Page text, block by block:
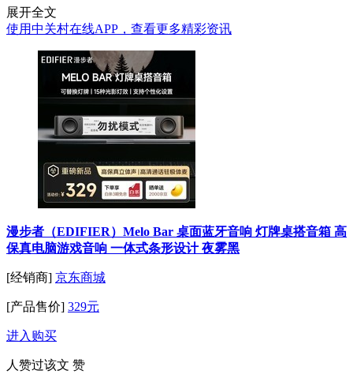
展开全文
使用中关村在线APP，查看更多精彩资讯
漫步者（EDIFIER）Melo Bar 桌面蓝牙音响 灯牌桌搭音箱 高
保真电脑游戏音响 一体式条形设计 夜雾黑
[经销商] 京东商城
[产品售价] 329元
进入购买
人赞过该文 赞